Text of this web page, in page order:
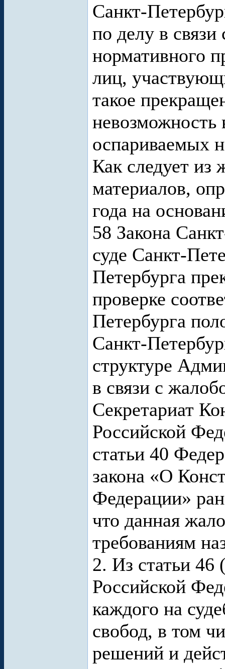
Санкт-
по делу в
нормативного
лиц,
такое
невозможность
оспариваемых
Как следует
материалов,
года на
58 Закона
суде Санкт-
Петербурга
проверке
Петербурга
Санкт-
структуре
в связи с
Секретариат
Российской
статьи 40
закона «О
Федерации»
что данная
требованиям
2. Из статьи 46
Российской
каждого на
свобод, в том
решений и